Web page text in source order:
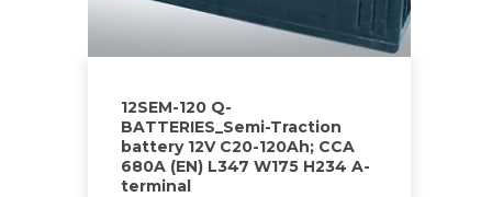
12SEM-120 Q-
BATTERIES_Semi-Traction
battery 12V C20-120Ah; CCA
680A (EN) L347 W175 H234 A-
terminal